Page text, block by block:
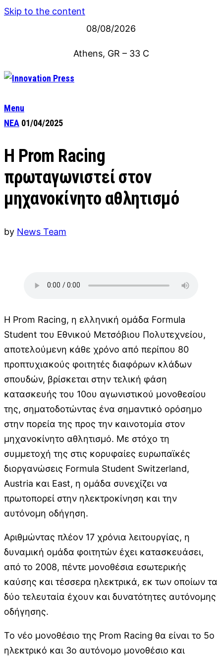
Skip to the content
08/08/2026
Athens, GR – 33 C
Menu
ΝΕΑ 01/04/2025
Η Prom Racing
πρωταγωνιστεί στον
μηχανοκίνητο αθλητισμό
by News Team
Η Prom Racing, η ελληνική ομάδα Formula
Student του Εθνικού Μετσόβιου Πολυτεχνείου,
αποτελούμενη κάθε χρόνο από περίπου 80
προπτυχιακούς φοιτητές διαφόρων κλάδων
σπουδών, βρίσκεται στην τελική φάση
κατασκευής του 10ου αγωνιστικού μονοθεσίου
της, σηματοδοτώντας ένα σημαντικό ορόσημο
στην πορεία της προς την καινοτομία στον
μηχανοκίνητο αθλητισμό. Με στόχο τη
συμμετοχή της στις κορυφαίες ευρωπαϊκές
διοργανώσεις Formula Student Switzerland,
Austria και East, η ομάδα συνεχίζει να
πρωτοπορεί στην ηλεκτροκίνηση και την
αυτόνομη οδήγηση.
Αριθμώντας πλέον 17 χρόνια λειτουργίας, η
δυναμική ομάδα φοιτητών έχει κατασκευάσει,
από το 2008, πέντε μονοθέσια εσωτερικής
καύσης και τέσσερα ηλεκτρικά, εκ των οποίων τα
δύο τελευταία έχουν και δυνατότητες αυτόνομης
οδήγησης.
Το νέο μονοθέσιο της Prom Racing θα είναι το 5ο
ηλεκτρικό και 3ο αυτόνομο μονοθέσιο και